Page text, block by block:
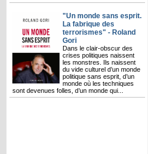
"Un monde sans esprit.
La fabrique des
terrorismes" - Roland
Gori
Dans le clair-obscur des
crises politiques naissent
les monstres. Ils naissent
du vide culturel d’un monde
politique sans esprit, d’un
monde où les techniques
sont devenues folles, d’un monde qui...